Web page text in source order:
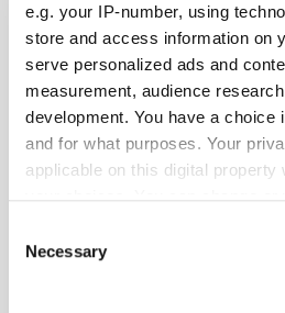
e.g. your IP-number, using
store and access information on
serve personalized ads and
measurement, audience
development. You have a choice
and for what purposes. Your
applicable on this digital property
the Privacy trigger icon.
Selection
Necessary